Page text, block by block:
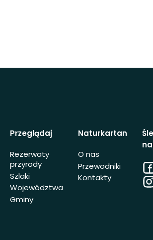
Przeglądaj
Rezerwaty
przyrody
Szlaki
Województwa
Gminy
Naturkartan
O nas
Przewodniki
Kontakty